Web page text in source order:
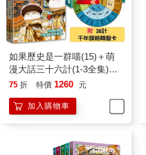
如果歷史是一群喵(15)＋萌
漫大話三十六計(1-3全集)
【共4冊套書】
75 折 特價 1260 元
加入購物車